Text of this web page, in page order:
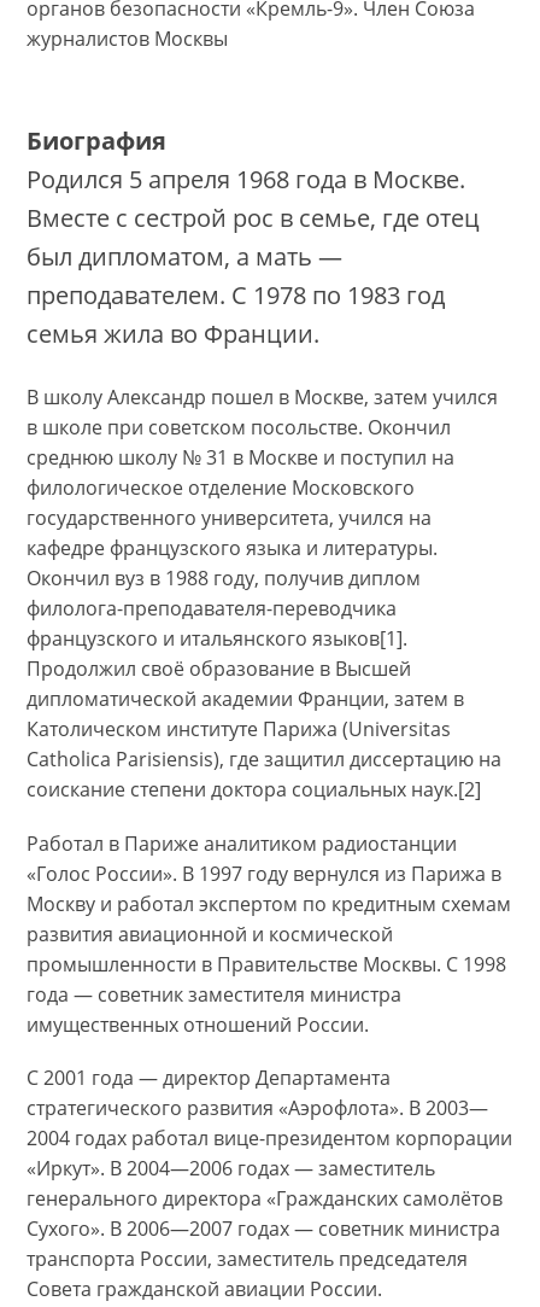
органов безопасности «Кремль-9». Член Союза
журналистов Москвы
Биография
Родился 5 апреля 1968 года в Москве.
Вместе с сестрой рос в семье, где отец
был дипломатом, а мать —
преподавателем. С 1978 по 1983 год
семья жила во Франции.
В школу Александр пошел в Москве, затем учился
в школе при советском посольстве. Окончил
среднюю школу № 31 в Москве и поступил на
филологическое отделение Московского
государственного университета, учился на
кафедре французского языка и литературы.
Окончил вуз в 1988 году, получив диплом
филолога-преподавателя-переводчика
французского и итальянского языков[1].
Продолжил своё образование в Высшей
дипломатической академии Франции, затем в
Католическом институте Парижа (Universitas
Catholica Parisiensis), где защитил диссертацию на
соискание степени доктора социальных наук.[2]
Работал в Париже аналитиком радиостанции
«Голос России». В 1997 году вернулся из Парижа в
Москву и работал экспертом по кредитным схемам
развития авиационной и космической
промышленности в Правительстве Москвы. С 1998
года — советник заместителя министра
имущественных отношений России.
С 2001 года — директор Департамента
стратегического развития «Аэрофлота». В 2003—
2004 годах работал вице-президентом корпорации
«Иркут». В 2004—2006 годах — заместитель
генерального директора «Гражданских самолётов
Сухого». В 2006—2007 годах — советник министра
транспорта России, заместитель председателя
Совета гражданской авиации России.